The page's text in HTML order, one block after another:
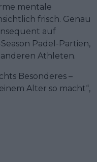
mentale
frisch. Genau
auf
Padel-Partien,
Athleten.
Besonderes –
Alter so macht“,